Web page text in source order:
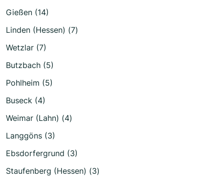
Gießen (14)
Linden (Hessen) (7)
Wetzlar (7)
Butzbach (5)
Pohlheim (5)
Buseck (4)
Weimar (Lahn) (4)
Langgöns (3)
Ebsdorfergrund (3)
Staufenberg (Hessen) (3)